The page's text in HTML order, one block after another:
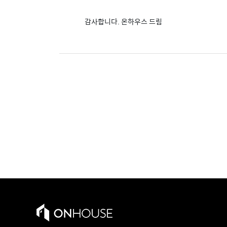
감사합니다. 온하우스 드림